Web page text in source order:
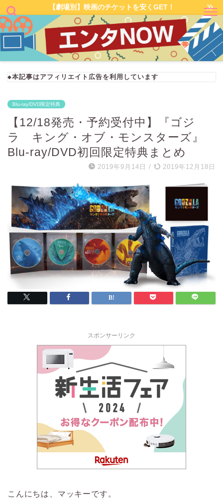
【劇場別】映画のチケットを安くGET！
◆本記事はアフィリエイト広告を利用しています
Blu-ray/DVD限定特典
【12/18発売・予約受付中】『ゴジ
ラ キング・オブ・モンスターズ』
Blu-ray/DVD初回限定特典まとめ
2019年9月14日 / 2019年12月18日
スポンサーリンク
こんにちは、マッキーです。